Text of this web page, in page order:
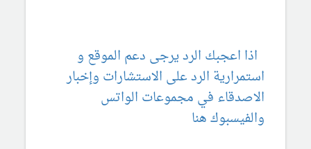
اذا اعجبك الرد يرجى دعم الموقع و
استمرارية الرد على الاستشارات وإخبار
الاصدقاء في مجموعات الواتس
والفيسبوك هنا